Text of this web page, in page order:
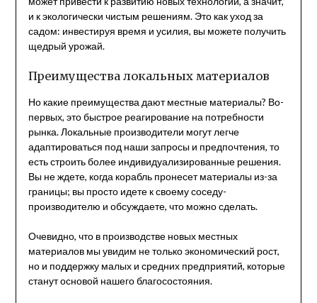
и к экологически чистым решениям. Это как уход за
садом: инвестируя время и усилия, вы можете получить
щедрый урожай.
Преимущества локальных материалов
Но какие преимущества дают местные материалы? Во-
первых, это быстрое реагирование на потребности
рынка. Локальные производители могут легче
адаптироваться под наши запросы и предпочтения, то
есть строить более индивидуализированные решения.
Вы не ждете, когда корабль пронесет материалы из-за
границы; вы просто идете к своему соседу-
производителю и обсуждаете, что можно сделать.
Очевидно, что в производстве новых местных
материалов мы увидим не только экономический рост,
но и поддержку малых и средних предприятий, которые
станут основой нашего благосостояния.